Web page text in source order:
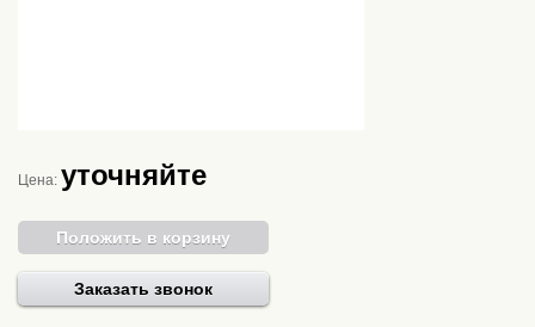
Цена: уточняйте
Положить в корзину
Заказать звонок